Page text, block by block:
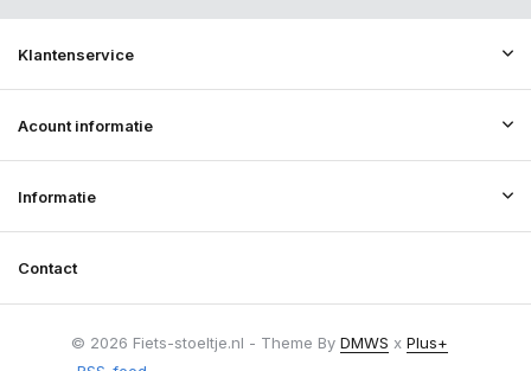
Klantenservice
Acount informatie
Informatie
Contact
© 2026 Fiets-stoeltje.nl - Theme By DMWS x Plus+